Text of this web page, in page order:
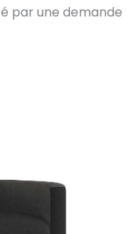
par une demande